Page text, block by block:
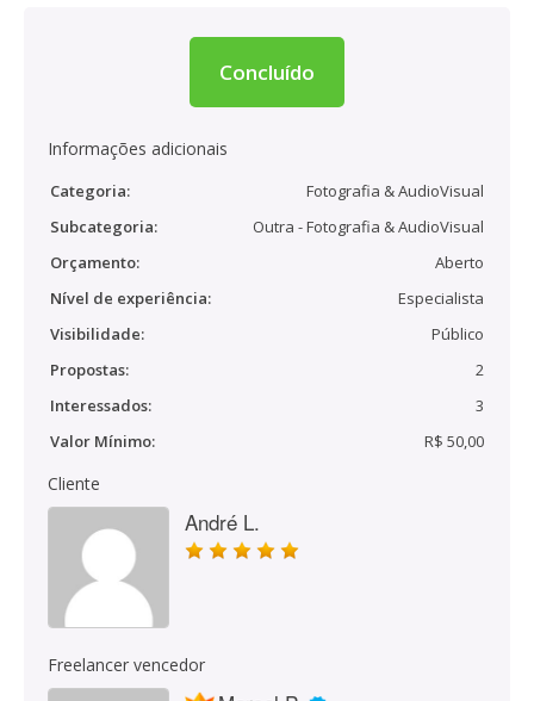
Concluído
Informações adicionais
Categoria:
Fotografia & AudioVisual
Subcategoria:
Outra - Fotografia & AudioVisual
Orçamento:
Aberto
Nível de experiência:
Especialista
Visibilidade:
Público
Propostas:
2
Interessados:
3
Valor Mínimo:
R$ 50,00
Cliente
André L.
Freelancer vencedor